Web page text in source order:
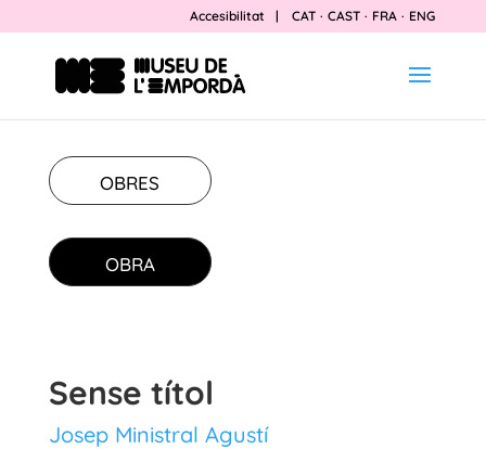
Accesibilitat | CAT · CAST · FRA · ENG
OBRES
OBRA
Sense títol
Josep Ministral Agustí